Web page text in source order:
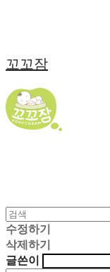
꼬꼬잠
수정하기
삭제하기
글쓴이